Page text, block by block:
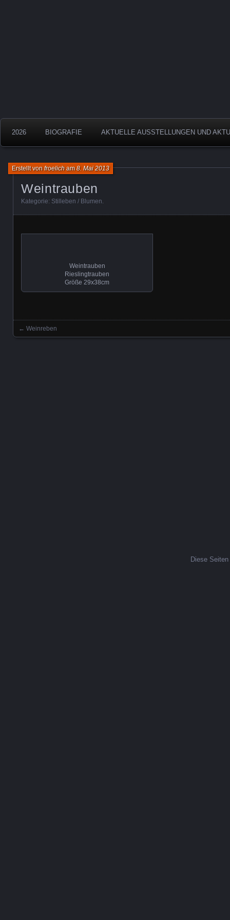
2026 BIOGRAFIE AKTUELLE AUSSTELLUNGEN UND
Weintrauben
Erstellt vonfroelicham8. Mai 2013
Kategorie: Stilleben / Blumen.
Weintrauben
Rieslingtrauben
Größe 29x38cm
Beitrag Navigation
← Weinreben
Diese Seiten